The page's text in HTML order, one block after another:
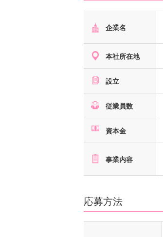
企業名
本社所在地
設立
従業員数
資本金
事業内容
応募方法